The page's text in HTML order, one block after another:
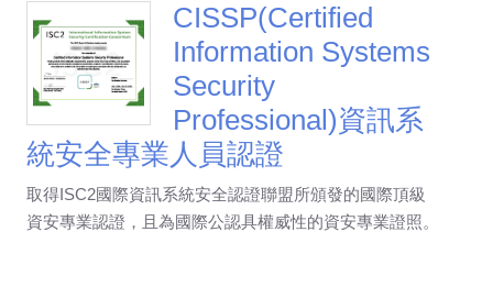
CISSP(Certified
Information Systems
Security
Professional)資訊系
統安全專業人員認證
取得ISC2國際資訊系統安全認證聯盟所頒發的國際頂級
資安專業認證，且為國際公認具權威性的資安專業證照。